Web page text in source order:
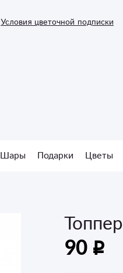
Условия цветочной подписки
Шары Подарки Цветы
Топпер
90